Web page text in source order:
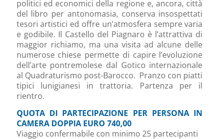
politici ed economici della regione e, ancora, città
del libro per antonomasia, conserva insospettati
tesori artistici ed offre un’atmosfera sempre varia
e godibile. Il Castello del Piagnaro è l’attrattiva di
maggior richiamo, ma una visita ad alcune delle
numerose chiese permette di capire l’evoluzione
dell’arte pontremolese dal Gotico internazionale
al Quadraturismo post-Barocco. Pranzo con piatti
tipici lunigianesi in trattoria. Partenza per il
rientro.
QUOTA DI PARTECIPAZIONE PER PERSONA IN
CAMERA DOPPIA EURO 740,00
Viaggio confermabile con minimo 25 partecipanti